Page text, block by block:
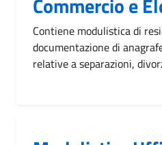
Contiene modulistica di
documentazione di
relative a separazioni,